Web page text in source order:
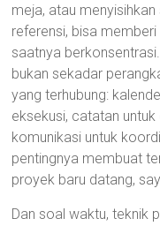
meja, atau
referensi, bisa
saatnya
bukan sekadar
yang terhubung:
eksekusi, catatan
komunikasi untuk
pentingnya membuat
proyek baru datang,
Dan soal waktu, teknik